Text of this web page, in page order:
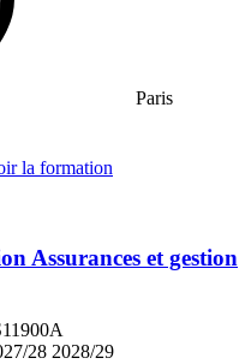
Paris
la formation
Assurances et gestion
28 2028/29